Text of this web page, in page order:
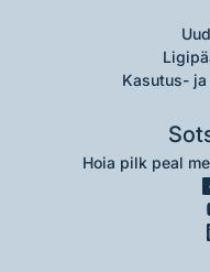
Kasutus-
Hoia pilk peal